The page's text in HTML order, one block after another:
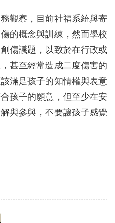
觀察，目前社福系統與寄
的概念與訓練，然而學校
傷議題，以致於在行政或
甚至經常造成二度傷害的
滿足孩子的知情權與表意
孩子的願意，但至少在安
與參與，不要讓孩子感覺